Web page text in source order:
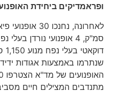
ופראמדיקים ביחידת האופנועים
דוקאטי
שנתרמו באמצעות אגודות
מתנדבים המצילים חיים מסביב